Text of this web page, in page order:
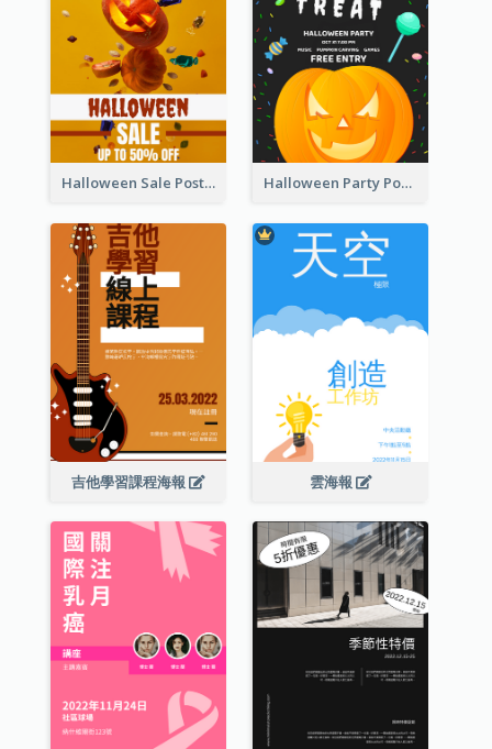
Halloween Sale Poster Halloween Party Poster
吉他學習課程海報 雲海報